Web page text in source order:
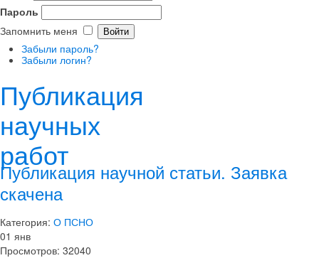
Пароль
Запомнить меня
Забыли пароль?
Забыли логин?
Публикация
научных
работ
Публикация научной статьи. Заявка
скачена
Категория: О ПСНО
01 янв
Просмотров: 32040